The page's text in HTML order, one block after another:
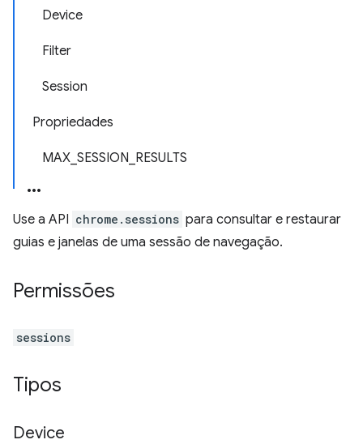
Device
Filter
Session
Propriedades
MAX_SESSION_RESULTS
Use a API chrome.sessions para consultar e restaurar
guias e janelas de uma sessão de navegação.
Permissões
sessions
Tipos
Device